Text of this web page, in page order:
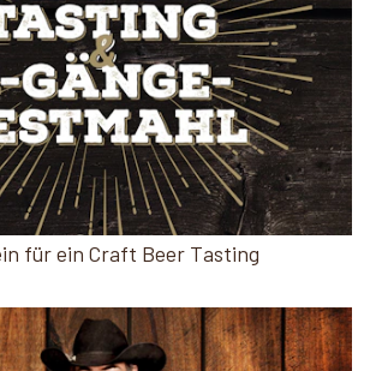
für ein Craft Beer Tasting